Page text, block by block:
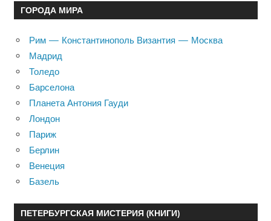
ГОРОДА МИРА
Рим — Константинополь Византия — Москва
Мадрид
Толедо
Барселона
Планета Антония Гауди
Лондон
Париж
Берлин
Венеция
Базель
ПЕТЕРБУРГСКАЯ МИСТЕРИЯ (КНИГИ)